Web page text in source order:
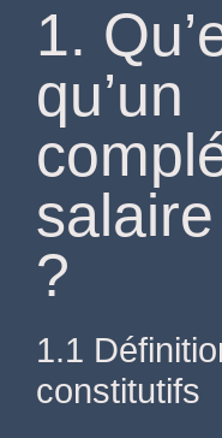
1.
qu’un
?
1.1
constitutifs